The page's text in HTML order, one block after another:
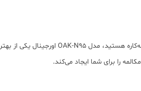
را برای شما ایجاد می‌کند.